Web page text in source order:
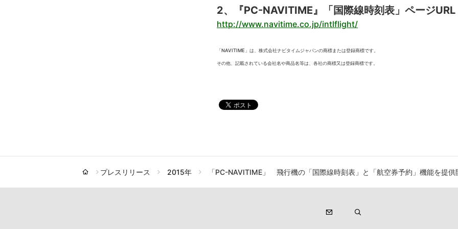
2、『PC-NAVITIME』「国際線時刻表」ページURL
http://www.navitime.co.jp/intlflight/
「NAVITIME」 は、株式会社ナビタイムジャパンの商標または登録商標です。
その他、記載されている会社名や商品名等は、各社の商標又は登録商標です。
プレスリリース 2015年 「PC-NAVITIME」 飛行機の「国際線時刻表」と「航空券予約」機能を提供